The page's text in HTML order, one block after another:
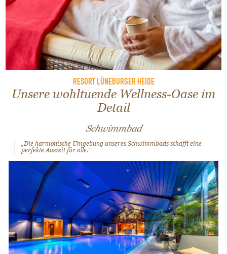
RESORT LÜNEBURGER HEIDE
Unsere wohltuende Wellness-Oase im
Detail
Schwimmbad
„Die harmonische Umgebung unseres Schwimmbads schafft eine
perfekte Auszeit für alle.“